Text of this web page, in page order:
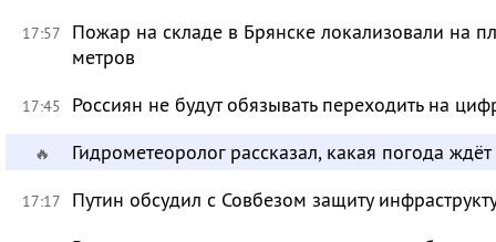
17:57
Пожар на складе в Брянске локализовали на
метров
17:45 Россиян не будут обязывать переходить на
🔥 Гидрометеоролог рассказал, какая погода
17:17 Путин обсудил с Совбезом защиту